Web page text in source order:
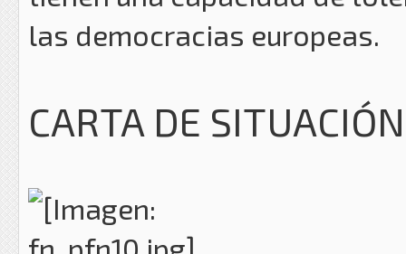
las democracias europeas.
CARTA DE